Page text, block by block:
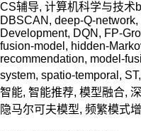
CS辅导, 计算机科学与技术
DBSCAN , deep-Q-network,
Development, DQN , FP-
fusion-model , hidden-
recommendation, model-
system, spatio-temporal , ST,
智能, 智能推荐, 模型融合,
隐马尔可夫模型, 频繁模式